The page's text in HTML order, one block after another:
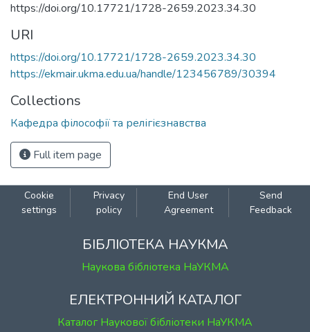
https://doi.org/10.17721/1728-2659.2023.34.30
URI
https://doi.org/10.17721/1728-2659.2023.34.30
https://ekmair.ukma.edu.ua/handle/123456789/30394
Collections
Кафедра філософії та релігієзнавства
Full item page
Cookie
settings
Privacy
policy
End User
Agreement
Send
Feedback
БІБЛІОТЕКА НАУКМА
Наукова бібліотека НаУКМА
ЕЛЕКТРОННИЙ КАТАЛОГ
Каталог Наукової бібліотеки НаУКМА